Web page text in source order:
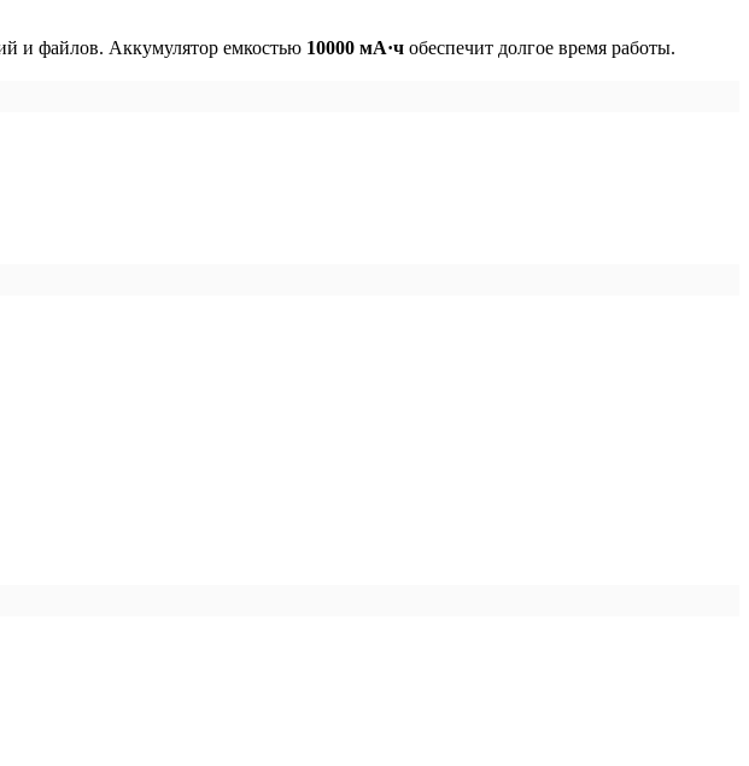
и файлов. Аккумулятор емкостью 10000 мА·ч обеспечит долгое время работы.